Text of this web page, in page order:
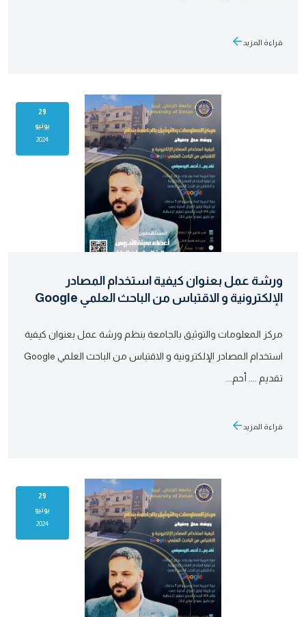
قراءة المزيد
29
يونيو
2024
ورشة عمل بعنوان كيفية استخدام المصادر
الإلكترونية و الاقتباس من الباحث العلمي Google
مركز المعلومات والتوثيق بالجامعة بنظم ورشة عمل بعنوان كيفية
استخدام المصادر الإلكترونية و الاقتباس من الباحث العلمي Google
تقديم .... أحم...
قراءة المزيد
29
يونيو
2024